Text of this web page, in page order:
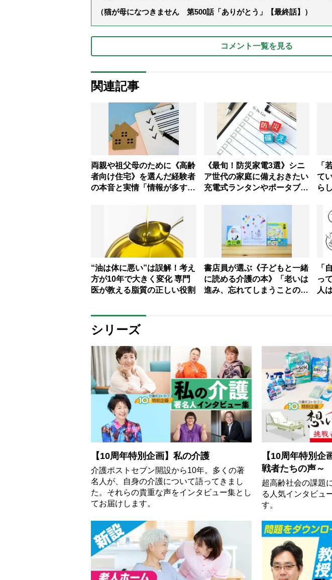
（猫が母になつきません 第500話「ありがとう」【最終話】）
コメント一覧を見る
関連記事
両親や祖父母のために《高齢
者向け住宅》を選んだ経験者
の本音と実情「情報が多すぎ
《最旬！防災家電3選》シニ
ア世代の家庭に備えおきたい
充電式ランタンやポータブル
「
て
ら
ん
“油は体に悪い”は誤解！考え
方が10年で大きく変化 専門
医が教える脂質の正しい役割
書店員が選ぶ《子どもと一緒
に読める介護の本》「老いは
進み、忘れてしまうことの現
「
っ
人
シリーズ
【10周年特別企画】私の介護
介護ポストセブン開設から10年。多くの著
名人が、自身の介護について語ってきまし
た。それらの貴重な声をインタビュー集とし
てお届けします。
【10周年特別企
戦者たちの声～
超高齢社会の課題
る人気インタビュ
す。